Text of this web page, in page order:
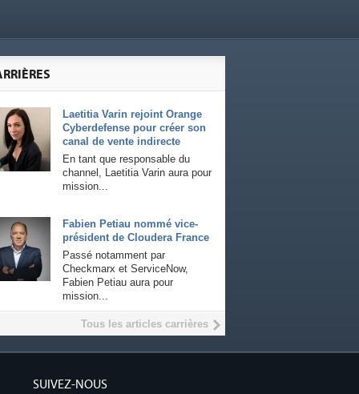
Laetitia Varin rejoint Orange
Cyberdefense pour créer son
canal de vente indirecte
En tant que responsable du
channel, Laetitia Varin aura pour
mission...
Fabien Petiau nommé vice-
président de Cloudera France
Passé notamment par
Checkmarx et ServiceNow,
Fabien Petiau aura pour
mission...
Tous les articles carrières
SUIVEZ-NOUS